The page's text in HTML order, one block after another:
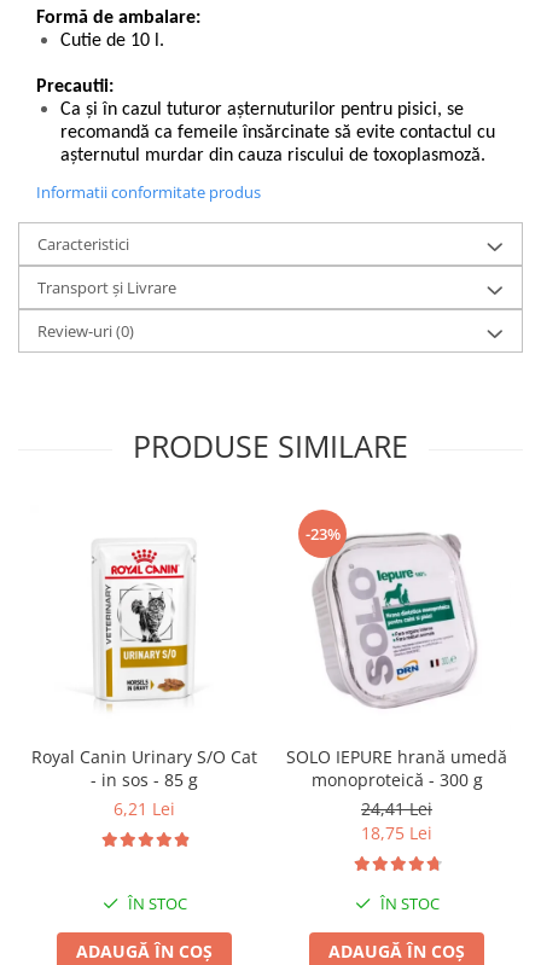
Formă de ambalare:
Cutie de 10 l.
Precautii:
Ca și în cazul tuturor așternuturilor pentru pisici, se
recomandă ca femeile însărcinate să evite contactul cu
așternutul murdar din cauza riscului de toxoplasmoză.
Informatii conformitate produs
Caracteristici
Transport și Livrare
Review-uri(0)
PRODUSE SIMILARE
Royal Canin Urinary S/O Cat
- in sos - 85 g
6,21 Lei
ÎN STOC
ADAUGĂ ÎN COȘ
-23%
SOLO IEPURE hrană umedă
monoproteică - 300 g
24,41 Lei
18,75 Lei
ÎN STOC
ADAUGĂ ÎN COȘ